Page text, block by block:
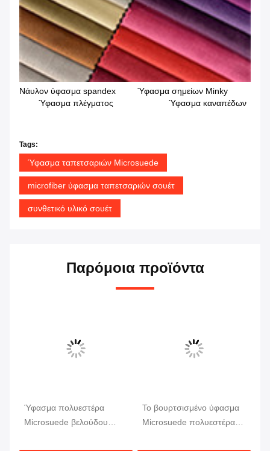
Νάυλον ύφασμα spandex Ύφασμα σημείων Minky
Ύφασμα πλέγματος Ύφασμα καναπέδων
Tags:
Ύφασμα ταπετσαριών Microsuede
microfiber ύφασμα ταπετσαριών σουέτ
συνθετικό υλικό σουέτ
Παρόμοια προϊόντα
Ύφασμα πολυεστέρα
Microsuede βελούδου
Το βουρτσισμένο ύφασμα
Microsuede πολυεστέρα